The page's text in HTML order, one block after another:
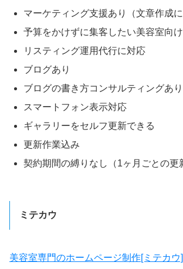
マーケティング支援あり（文章作成に
予算をかけずに集客したい美容室向け
リスティング運用代行に対応
ブログあり
ブログの書き方コンサルティングあり
スマートフォン表示対応
ギャラリーをセルフ更新できる
更新作業込み
契約期間の縛りなし（1ヶ月ごとの更
ミテカウ
美容室専門のホームページ制作[ミテカウ]